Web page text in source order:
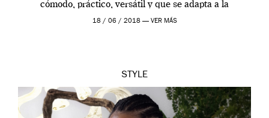
cómodo, práctico, versátil y que se adapta a la
perfección a […]
18 / 06 / 2018 — VER MÁS
STYLE